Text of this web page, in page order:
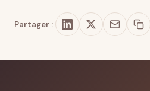
Partager :